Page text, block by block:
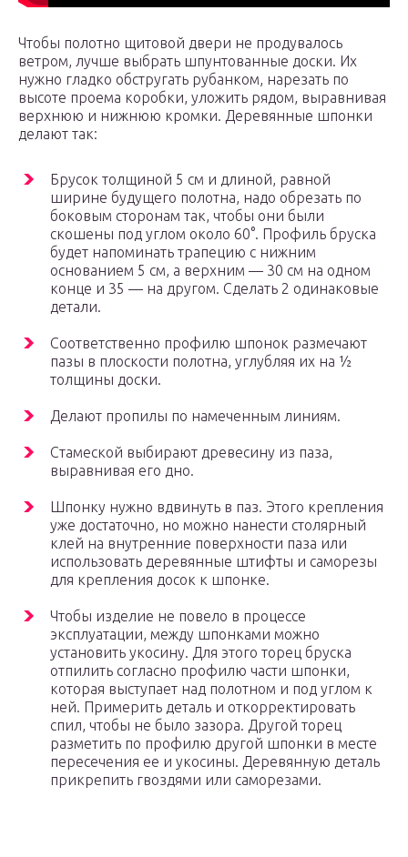
Чтобы полотно щитовой двери не продувалось
ветром, лучше выбрать шпунтованные доски. Их
нужно гладко обстругать рубанком, нарезать по
высоте проема коробки, уложить рядом, выравнивая
верхнюю и нижнюю кромки. Деревянные шпонки
делают так:
Брусок толщиной 5 см и длиной, равной
ширине будущего полотна, надо обрезать по
боковым сторонам так, чтобы они были
скошены под углом около 60°. Профиль бруска
будет напоминать трапецию с нижним
основанием 5 см, а верхним — 30 см на одном
конце и 35 — на другом. Сделать 2 одинаковые
детали.
Соответственно профилю шпонок размечают
пазы в плоскости полотна, углубляя их на ½
толщины доски.
Делают пропилы по намеченным линиям.
Стамеской выбирают древесину из паза,
выравнивая его дно.
Шпонку нужно вдвинуть в паз. Этого крепления
уже достаточно, но можно нанести столярный
клей на внутренние поверхности паза или
использовать деревянные штифты и саморезы
для крепления досок к шпонке.
Чтобы изделие не повело в процессе
эксплуатации, между шпонками можно
установить укосину. Для этого торец бруска
отпилить согласно профилю части шпонки,
которая выступает над полотном и под углом к
ней. Примерить деталь и откорректировать
спил, чтобы не было зазора. Другой торец
разметить по профилю другой шпонки в месте
пересечения ее и укосины. Деревянную деталь
прикрепить гвоздями или саморезами.